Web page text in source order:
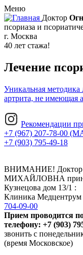
Меню
Доктор
псориаза и
г. Москва
40 лет стажа!
Лечение
Уникальная методика
артрита, не имеющая
Рекомендации
+7 (967) 207-78-00
+7 (903) 795-49-18
ВНИМАНИЕ!
МИХАЙЛОВНА
Кузнецова дом 13/1 :
Клиника Медцентрум
704-09-00
Прием проводится
телефону: +7 (903)
звонить с
(время Московское)